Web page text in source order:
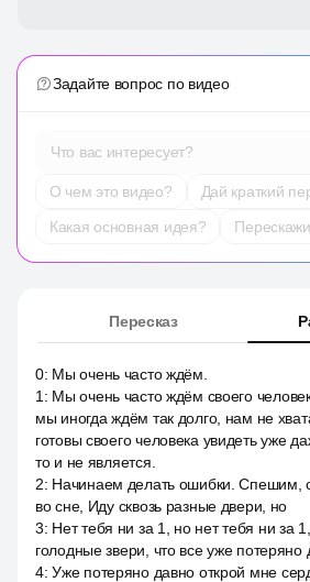
Задайте вопрос по видео
Что вас интересует?
О чем это видео?
Дай краткий
Какая основная идея?
Пересказ
0: Мы очень часто ждём.
1 : Мы очень часто ждём своего
мы иногда ждём так долго, нам не
готовы своего человека увидеть уже
то и не является.
2: Начинаем делать ошибки. Спешим,
во сне, Иду сквозь разные двери, но
3: Нет тебя ни за 1, но нет тебя ни за
голодные звери, что все уже потеряно
4:Уже потеряно давно открой мне